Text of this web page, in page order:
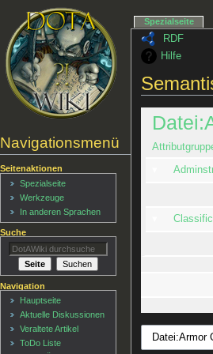
RDF
Hilfe
Navigationsmenü
Spezialseite
Seitenaktionen
Spezialseite
Werkzeuge
In anderen Sprachen
Suche
Navigation
Hauptseite
Aktuelle Diskussionen
Veraltete Artikel
ToDo Liste